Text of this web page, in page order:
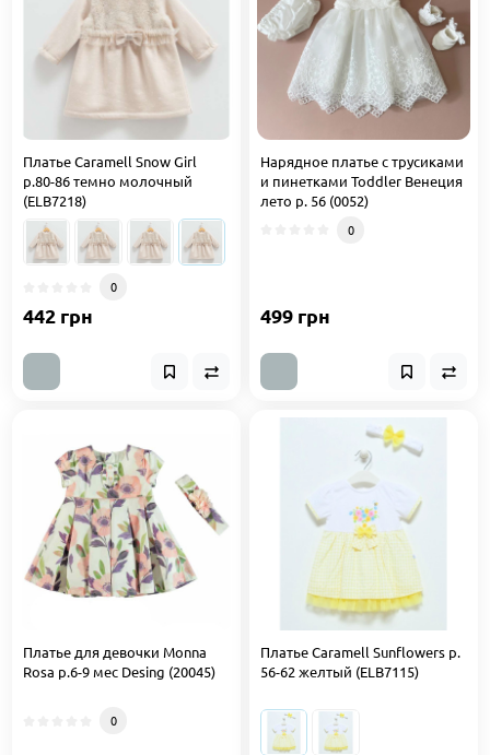
Платье Caramell Snow Girl
р.80-86 темно молочный
(ELB7218)
0
442 грн
Нарядное платье с трусиками
и пинетками Toddler Венеция
лето р. 56 (0052)
0
499 грн
Платье для девочки Monna
Rosa р.6-9 мес Desing (20045)
0
Платье Caramell Sunflowers р.
56-62 желтый (ELB7115)